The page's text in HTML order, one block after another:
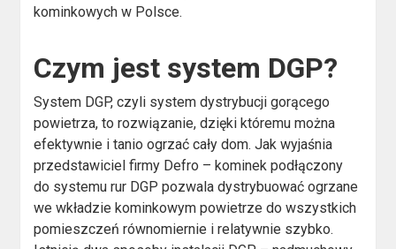
kominkowych w Polsce.
Czym jest system DGP?
System DGP, czyli system dystrybucji gorącego
powietrza, to rozwiązanie, dzięki któremu można
efektywnie i tanio ogrzać cały dom. Jak wyjaśnia
przedstawiciel firmy Defro – kominek podłączony
do systemu rur DGP pozwala dystrybuować ogrzane
we wkładzie kominkowym powietrze do wszystkich
pomieszczeń równomiernie i relatywnie szybko.